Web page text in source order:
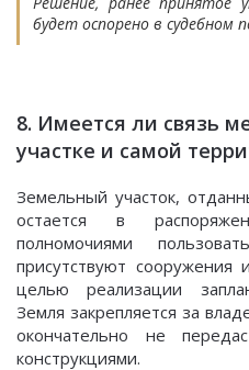
будет оспорено в судебном
8. Имеется ли связь
участке и самой
Земельный участок,
остается в
полномочиями
присутствуют
целью реализации
Земля закрепляется за
окончательно не
конструкциями.